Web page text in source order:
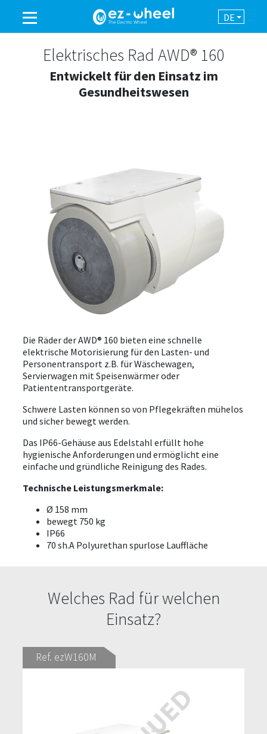
VERANSTALTUNGEN
DOWNLOAD
ANMELDEN
DE
EINE MARKE DER GRUPPE
NEWSROOM
KONTAKT
Elektrisches Rad AWD® 160
Entwickelt für den Einsatz im
Gesundheitswesen
Die Räder der AWD® 160 bieten eine schnelle
elektrische Motorisierung für den Lasten- und
Personentransport z.B. für Wäschewagen,
Servierwagen mit Speisenwärmer oder
Patiententransportgeräte.
Schwere Lasten können so von Pflegekräften mühelos
und sicher bewegt werden.
Das IP66-Gehäuse aus Edelstahl erfüllt hohe
hygienische Anforderungen und ermöglicht eine
einfache und gründliche Reinigung des Rades.
Technische Leistungsmerkmale:
Ø 158 mm
bewegt 750 kg
IP66
70 sh.A Polyurethan spurlose Lauffläche
Welches Rad für welchen
Einsatz?
Ref. ezW160M